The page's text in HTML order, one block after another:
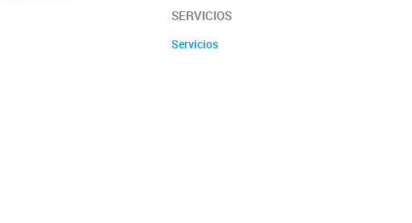
Patrimonio''
SERVICIOS
Servicios